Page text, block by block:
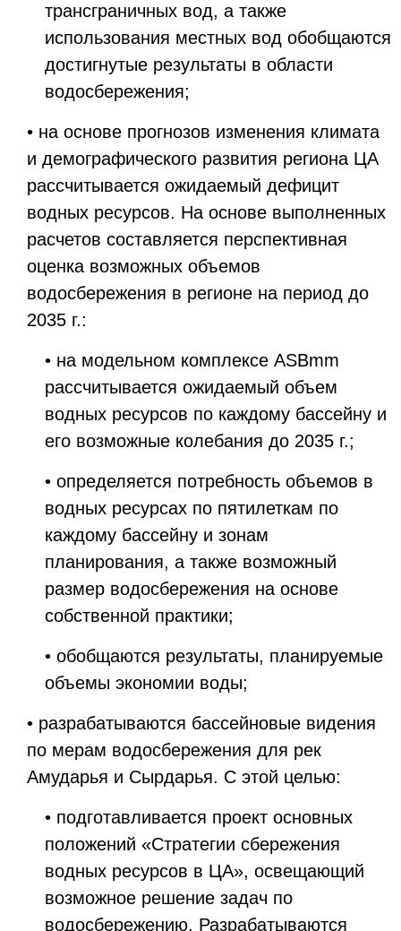
трансграничных вод, а также
использования местных вод обобщаются
достигнутые результаты в области
водосбережения;
• на основе прогнозов изменения климата
и демографического развития региона ЦА
рассчитывается ожидаемый дефицит
водных ресурсов. На основе выполненных
расчетов составляется перспективная
оценка возможных объемов
водосбережения в регионе на период до
2035 г.:
• на модельном комплексе ASBmm
рассчитывается ожидаемый объем
водных ресурсов по каждому бассейну и
его возможные колебания до 2035 г.;
• определяется потребность объемов в
водных ресурсах по пятилеткам по
каждому бассейну и зонам
планирования, а также возможный
размер водосбережения на основе
собственной практики;
• обобщаются результаты, планируемые
объемы экономии воды;
• разрабатываются бассейновые видения
по мерам водосбережения для рек
Амударья и Сырдарья. С этой целью:
• подготавливается проект основных
положений «Стратегии сбережения
водных ресурсов в ЦА», освещающий
возможное решение задач по
водосбережению. Разрабатываются